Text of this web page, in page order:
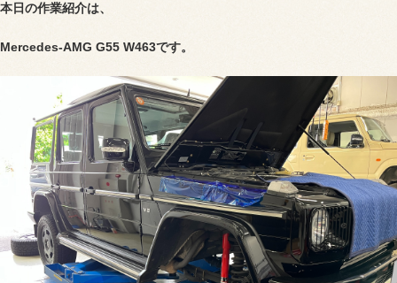
本日の作業紹介は、
Mercedes-AMG G55 W463です。